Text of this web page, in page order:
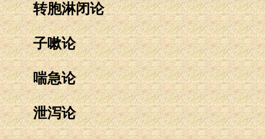
转胞淋闭论
子嗽论
喘急论
泄泻论